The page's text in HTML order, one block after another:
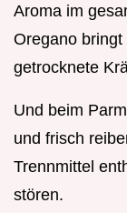
Aroma im
Oregano
getrocknete
Und beim
und frisch
Trennmittel
stören.